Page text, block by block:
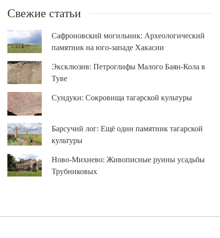
Свежие статьи
Сафроновский могильник: Археологический
памятник на юго-западе Хакасии
Эксклюзив: Петроглифы Малого Баян-Кола в
Туве
Сундуки: Сокровища тагарской культуры
Барсучий лог: Ещё один памятник тагарской
культуры
Ново-Михнево: Живописные руины усадьбы
Трубниковых